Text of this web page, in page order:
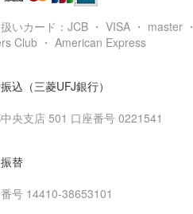
いカード：JCB ・ VISA ・ master ・
Club ・ American Express
込（三菱UFJ銀行）
央支店 501 口座番号 0221541
替
号 14410-38653101